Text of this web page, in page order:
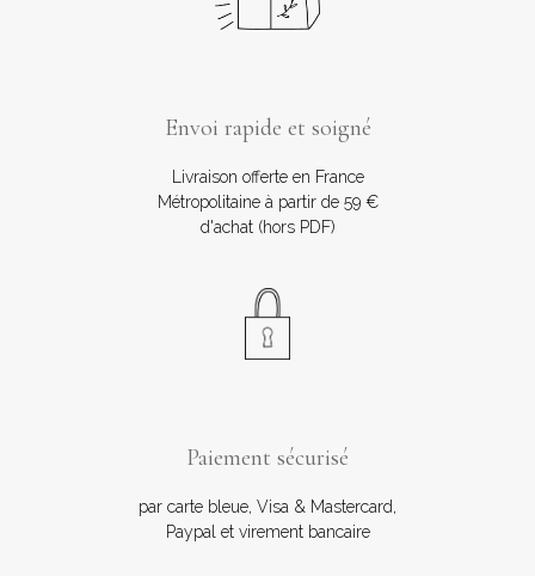
Envoi rapide et soigné
Livraison offerte en France
Métropolitaine à partir de 59 €
d'achat (hors PDF)
Paiement sécurisé
par carte bleue, Visa & Mastercard,
Paypal et virement bancaire